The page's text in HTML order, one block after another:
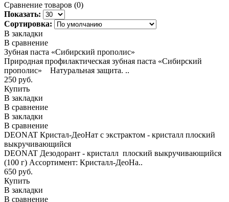
Сравнение товаров (0)
Показать:
Сортировка:
В закладки
В сравнение
Зубная паста «Сибирский прополис»
Природная профилактическая зубная паста «Сибирский
прополис» Натуральная защита. ..
250 руб.
Купить
В закладки
В сравнение
В закладки
В сравнение
DEONAT Кристал-ДеоНат с экстрактом - кристалл плоский
выкручивающийся
DEONAT Дезодорант - кристалл плоский выкручивающийся
(100 г) Ассортимент: Кристалл-ДеоНа..
650 руб.
Купить
В закладки
В сравнение